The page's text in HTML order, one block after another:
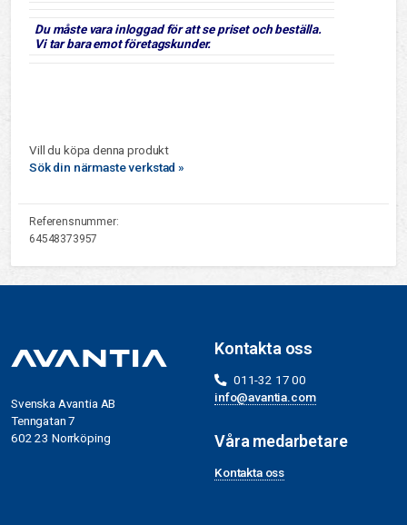
Du måste vara inloggad för att se priset och beställa.
Vi tar bara emot företagskunder.
Vill du köpa denna produkt
Sök din närmaste verkstad »
Referensnummer:
64548373957
Svenska Avantia AB
Tenngatan 7
602 23 Norrköping
Kontakta oss
011-32 17 00
info@avantia.com
Våra medarbetare
Kontakta oss